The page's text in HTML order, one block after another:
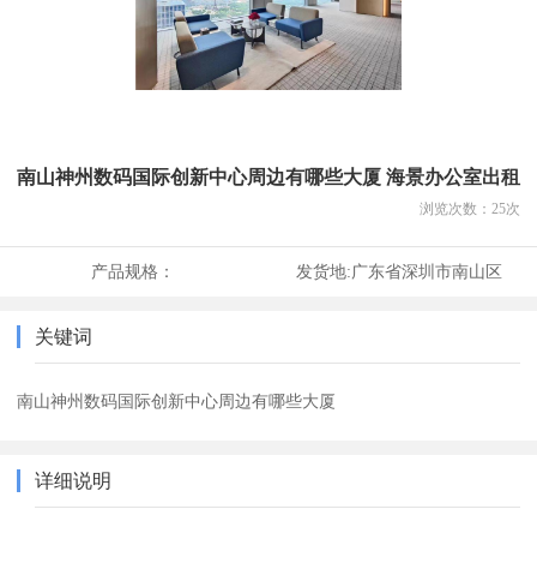
南山神州数码国际创新中心周边有哪些大厦 海景办公室出租
浏览次数： 25次
产品规格： 发货地:广东省深圳市南山区
关键词
南山神州数码国际创新中心周边有哪些大厦
详细说明